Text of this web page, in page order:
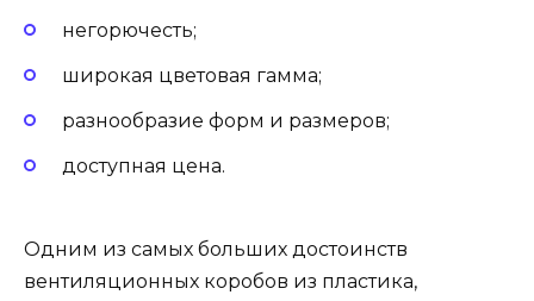
негорючесть;
широкая цветовая гамма;
разнообразие форм и размеров;
доступная цена.
Одним из самых больших достоинств
вентиляционных коробов из пластика,